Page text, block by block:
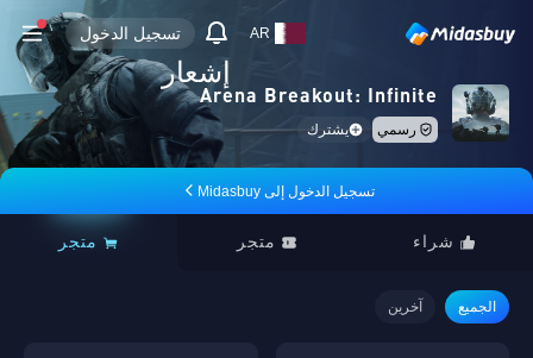
AR
إشعار
تسجيل الدخول
Arena Breakout: Infinite
رسمي يشترك
تسجيل الدخول إلى Midasbuy
شراء متجر متجر
الجميع آخرين